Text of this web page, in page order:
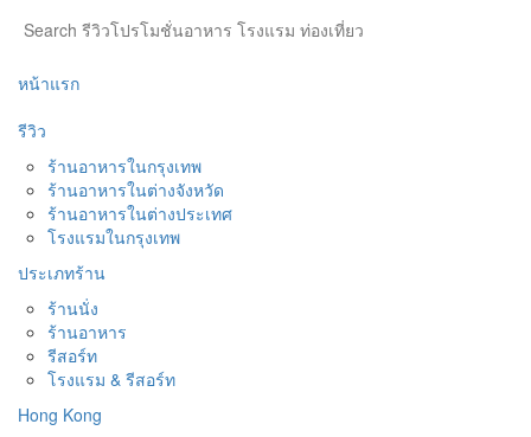
หน้าแรก
รีวิว
ร้านอาหารในกรุงเทพ
ร้านอาหารในต่างจังหวัด
ร้านอาหารในต่างประเทศ
โรงแรมในกรุงเทพ
ประเภทร้าน
ร้านนั่ง
ร้านอาหาร
รีสอร์ท
โรงแรม & รีสอร์ท
Hong Kong